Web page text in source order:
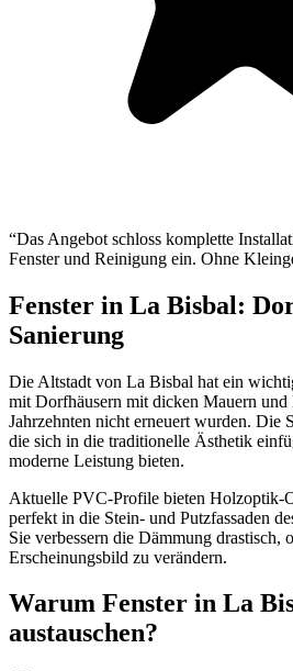
“Das Angebot schloss komplette
Fenster und Reinigung ein. Ohne
Fenster in La Bisbal:
Sanierung
Die Altstadt von La Bisbal hat ein
mit Dorfhäusern mit dicken Mauern und
Jahrzehnten nicht erneuert wurden. Die
die sich in die traditionelle Ästhetik
moderne Leistung bieten.
Aktuelle PVC-Profile bieten Holzoptik-
perfekt in die Stein- und Putzfassaden
Sie verbessern die Dämmung drastisch,
Erscheinungsbild zu verändern.
Warum Fenster in La
austauschen?